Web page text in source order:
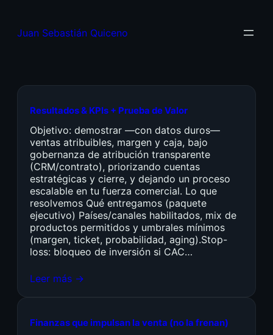
Juan Sebastián Quiceno
Resultados & KPIs + Prueba de Valor
Objetivo: demostrar —con datos duros—
ventas atribuibles, margen y caja, bajo
gobernanza de atribución transparente
(CRM/contrato), priorizando cuentas
estratégicas y cierre, y dejando un proceso
escalable en tu fuerza comercial. Lo que
resolvemos Qué entregamos (paquete
ejecutivo) Países/canales habilitados, mix de
productos permitidos y umbrales mínimos
(margen, ticket, probabilidad, aging).Stop-
loss: bloqueo de inversión si CAC…
Leer más →
Finanzas que impulsan la venta (no la frenan)